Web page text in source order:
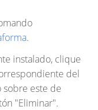
.
instalado, clique
del
este de
"Eliminar".